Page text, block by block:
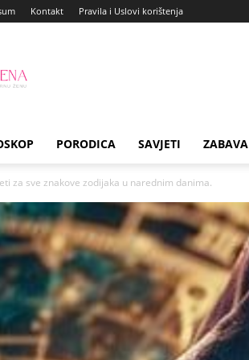
Kontakt Pravila i Uslovi korištenja
PORODICA SAVJETI ZABAVA
za sve znakove zodijaka u narednim danima.